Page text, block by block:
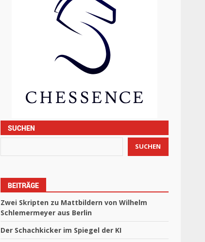
SUCHEN
SUCHEN
BEITRÄGE
Zwei Skripten zu Mattbildern von Wilhelm
Schlemermeyer aus Berlin
Der Schachkicker im Spiegel der KI